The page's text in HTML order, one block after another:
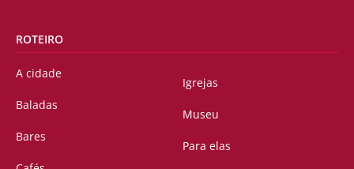
ROTEIRO
A cidade
Baladas
Bares
Igrejas
Museu
Para elas